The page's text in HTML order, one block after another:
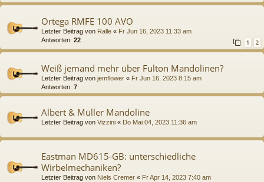
Ortega RMFE 100 AVO
Letzter Beitrag von Ralle « Fr Jun 16, 2023 11:33 am
Antworten: 22 1 2
Weiß jemand mehr über Fulton Mandolinen?
Letzter Beitrag von jemflower « Fr Jun 16, 2023 8:15 am
Antworten: 7
Albert & Müller Mandoline
Letzter Beitrag von Vizzini « Do Mai 04, 2023 11:36 am
Eastman MD615-GB: unterschiedliche
Wirbelmechaniken?
Letzter Beitrag von Niels Cremer « Fr Apr 14, 2023 7:40 am